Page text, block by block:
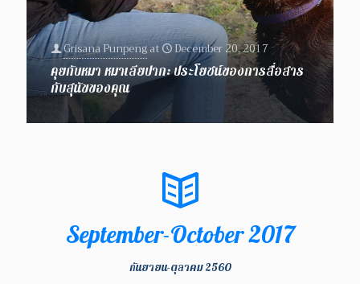
Grisana Punpengat
December 20, 2017
คุยกับหมา หมาเลียปาก: ประโยชน์ของการสื่อสาร
กับสุนัขของคุณ
September-October 2017
กันยายน-ตุลาคม 2560